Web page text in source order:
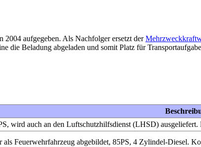
2004 aufgegeben. Als Nachfolger ersetzt der
die Beladung abgeladen und somit Platz für
wird auch an den Luftschutzhilfsdienst (LHSD) ausgeliefert.
als Feuerwehrfahrzeug abgebildet, 85PS, 4 Zylindel-Diesel.